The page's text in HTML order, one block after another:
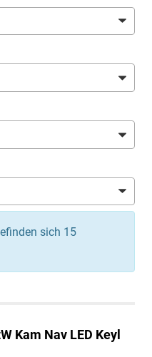
sich 15
Kam Nav LED Keyl